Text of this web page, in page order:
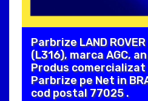
Parbrize LAND
(L316), marca AGC,
Produs
Parbrize pe Net in
cod postal 77025 .